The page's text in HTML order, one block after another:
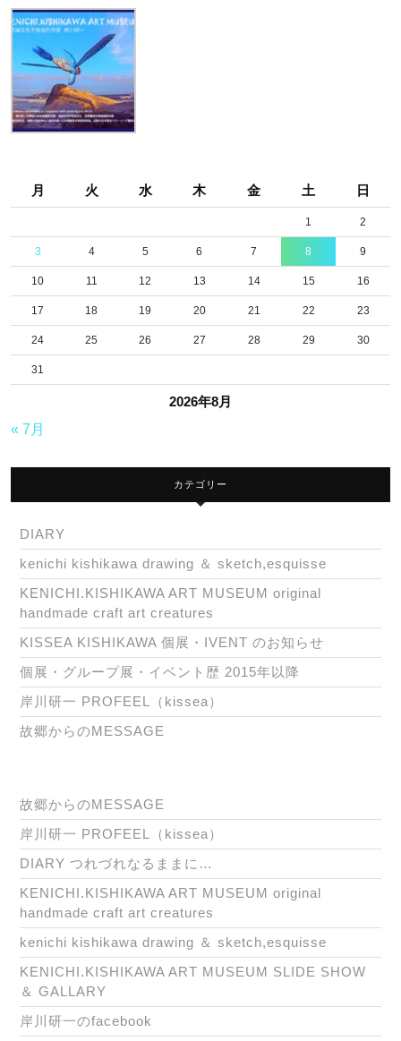
2026年8月
月 火 水 木 金 土 日
1 2
3 4 5 6 7 8 9
10 11 12 13 14 15 16
17 18 19 20 21 22 23
24 25 26 27 28 29 30
31
« 7月
カテゴリー
DIARY
kenichi kishikawa drawing ＆ sketch,esquisse
KENICHI.KISHIKAWA ART MUSEUM original
handmade craft art creatures
KISSEA KISHIKAWA 個展・IVENT のお知らせ
個展・グループ展・イベント歴 2015年以降
岸川研一 PROFEEL（kissea）
故郷からのMESSAGE
故郷からのMESSAGE
岸川研一 PROFEEL（kissea）
DIARY つれづれなるままに…
KENICHI.KISHIKAWA ART MUSEUM original
handmade craft art creatures
kenichi kishikawa drawing ＆ sketch,esquisse
KENICHI.KISHIKAWA ART MUSEUM SLIDE SHOW
＆ GALLARY
岸川研一のfacebook